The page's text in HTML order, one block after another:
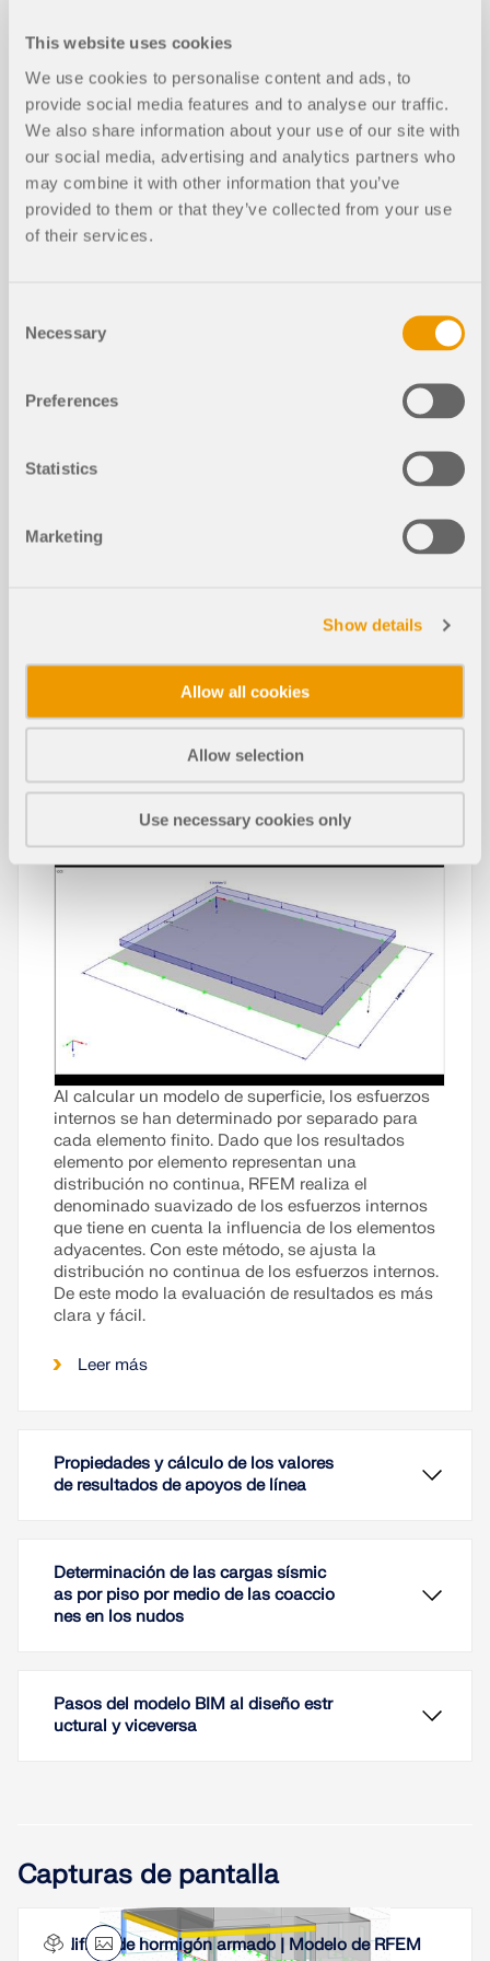
This website uses cookies
We use cookies to personalise content and ads, to
provide social media features and to analyse our traffic.
We also share information about your use of our site with
our social media, advertising and analytics partners who
may combine it with other information that you’ve
provided to them or that they’ve collected from your use
of their services.
Selection
Necessary
Preferences
Statistics
Marketing
Show details
Allow all cookies
Allow selection
Use necessary cookies only
CARACTERÍSTICA DEL PRODUCTO
Tráiler: RFEM 6 | Software de análisis de
estructuras por elementos finitos
Duración:00:01:19 min
Artículos de la base de datos de con
ocimientos
Suavizado de esfuerzos internos en
superficies en RFEM
Al calcular un modelo de superficie, los esfuerzos
internos se han determinado por separado para
cada elemento finito. Dado que los resultados
elemento por elemento representan una
distribución no continua, RFEM realiza el
denominado suavizado de los esfuerzos internos
que tiene en cuenta la influencia de los elementos
adyacentes. Con este método, se ajusta la
distribución no continua de los esfuerzos internos.
De este modo la evaluación de resultados es más
clara y fácil.
Leer más
Propiedades y cálculo de los valores
de resultados de apoyos de línea
ubicaciones que también tienen un apoyo en nudo,
en los puntos de división y en las ubicaciones de
los bordes de las líneas de apoyo, a veces los
resultados muestran reacciones en los apoyos
inesperadas. El uso de la función de la distribución
Determinación de las cargas sísmic
as por piso por medio de las coaccio
nes en los nudos
Al introducir y transferir cargas horizontales como
cargas de viento o sísmicas, surgen dificultades
Pasos del modelo BIM al diseño estr
uctural y viceversa
Capturas de pantalla
Edificio de hormigón armado | Modelo de RFEM